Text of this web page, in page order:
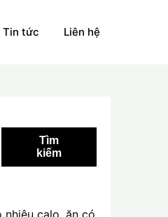
Tin tức Liên hệ
Tìm
kiếm
nhiêu calo, ăn có